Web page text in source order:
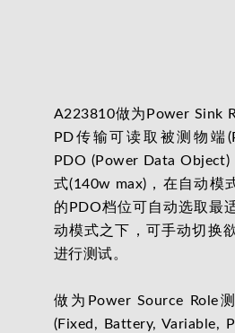
A223810做为Power Sink
PD传输可读取被测物端
PDO (Power Data
式(140w max)，在自动模
的PDO档位可自动选取最
动模式之下，可手动切换
进行测试。
做为Power Source Role
(Fixed, Battery, Variable,